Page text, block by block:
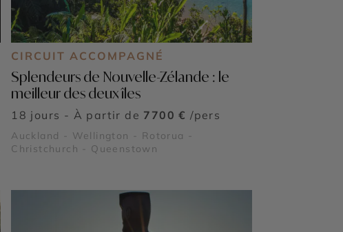
CIRCUIT ACCOMPAGNÉ
Splendeurs de Nouvelle-Zélande : le
meilleur des deux îles
18 jours - À partir de 7700 € /pers
Auckland - Wellington - Rotorua -
Christchurch - Queenstown